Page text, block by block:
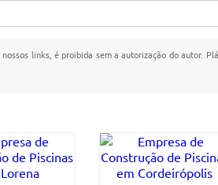
links, é proibida sem a autorização do autor.